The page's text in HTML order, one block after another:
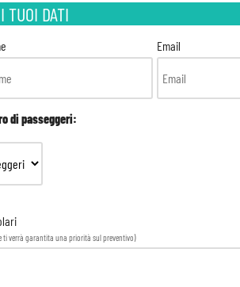
TUOI DATI
Email
di passeggeri:
ti verrà garantita una priorità sul preventivo)